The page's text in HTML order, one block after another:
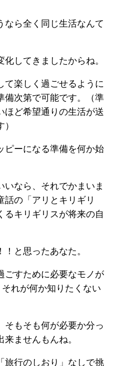
なら全く同じ生活なんて
してきましたからね。
て楽しく過ごせるように
備次第で可能です。（準
ほど希望通りの生活が送
ピーになる準備を何か始
いなら、それでかまいま
話の「アリとキリギリ
るキリギリスが将来の自
と思ったあなた。
ごすために必要なモノが
れが何か知りたくない
そもそも何が必要か分っ
ませんもんね。
旅行のしおり」なしで挑